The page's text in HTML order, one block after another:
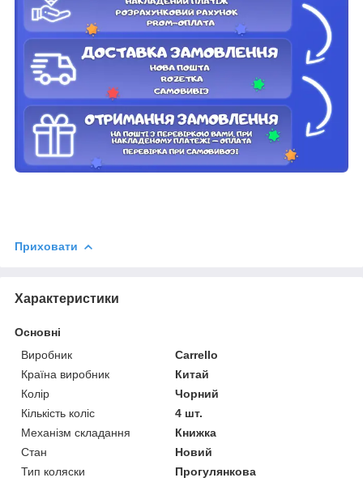
Приховати
Характеристики
Основні
Виробник
Carrello
Країна виробник
Китай
Колір
Чорний
Кількість коліс
4 шт.
Механізм складання
Книжка
Стан
Новий
Тип коляски
Прогулянкова